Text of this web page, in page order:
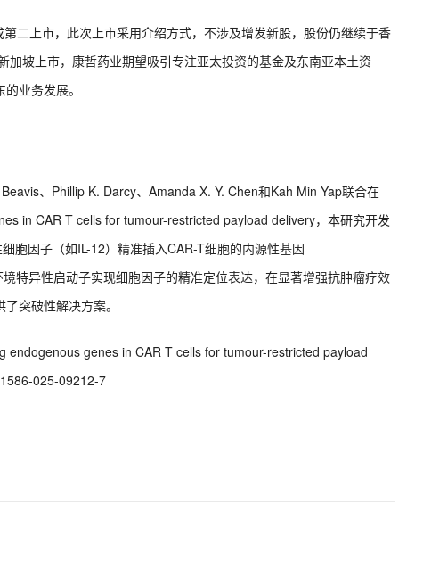
二上市，此次上市采用介绍方式，不涉及增发新股，股份仍继续于香
坡上市，康哲药业期望吸引专注亚太投资的基金及东南亚本土资
业务发展。
、Phillip K. Darcy、Amanda X. Y. Chen和Kah Min Yap联合在
in CAR T cells for tumour-restricted payload delivery，本研究开发
胞因子（如IL-12）精准插入CAR-T细胞的内源性基因
特异性启动子实现细胞因子的精准定位表达，在显著增强抗肿瘤疗效
突破性解决方案。
endogenous genes in CAR T cells for tumour-restricted payload
025-09212-7